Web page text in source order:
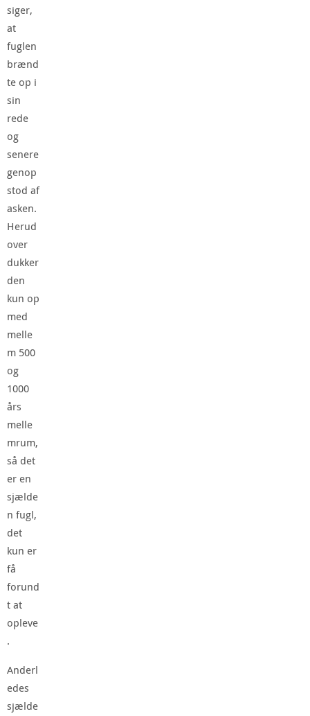
siger,
at
fuglen
brænd
te op i
sin
rede
og
senere
genop
stod af
asken.
Herud
over
dukker
den
kun op
med
melle
m 500
og
1000
års
melle
mrum,
så det
er en
sjælde
n fugl,
det
kun er
få
forund
t at
opleve
.
Anderl
edes
sjælde